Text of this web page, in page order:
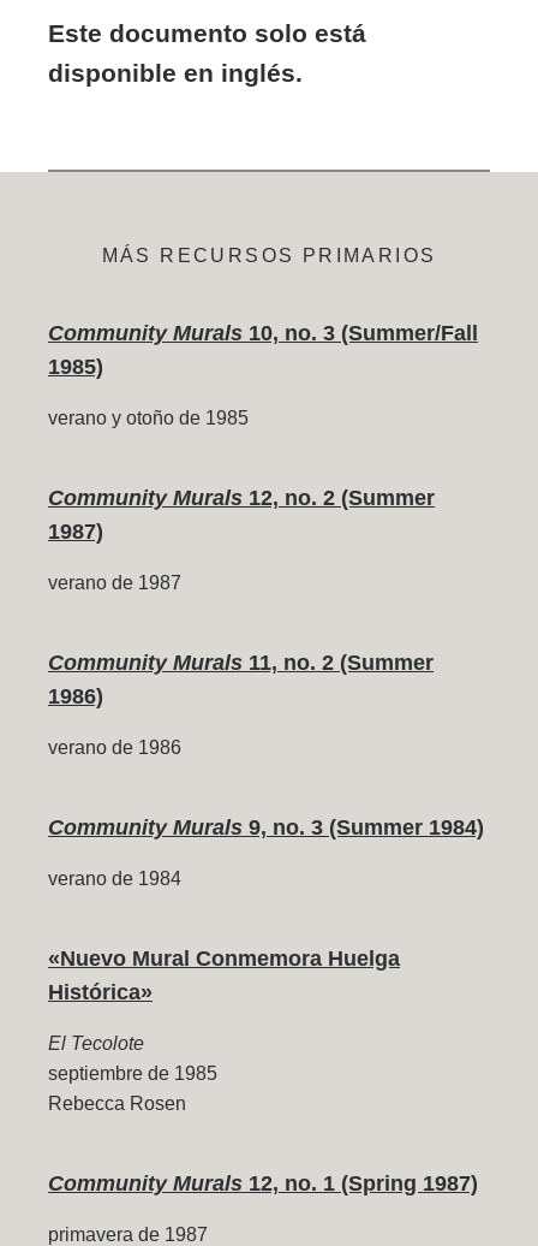
Este documento solo está
disponible en inglés.
MÁS RECURSOS PRIMARIOS
Community Murals 10, no. 3 (Summer/Fall
1985)
verano y otoño de 1985
Community Murals 12, no. 2 (Summer
1987)
verano de 1987
Community Murals 11, no. 2 (Summer
1986)
verano de 1986
Community Murals 9, no. 3 (Summer 1984)
verano de 1984
«Nuevo Mural Conmemora Huelga
Histórica»
El Tecolote
septiembre de 1985
Rebecca Rosen
Community Murals 12, no. 1 (Spring 1987)
primavera de 1987